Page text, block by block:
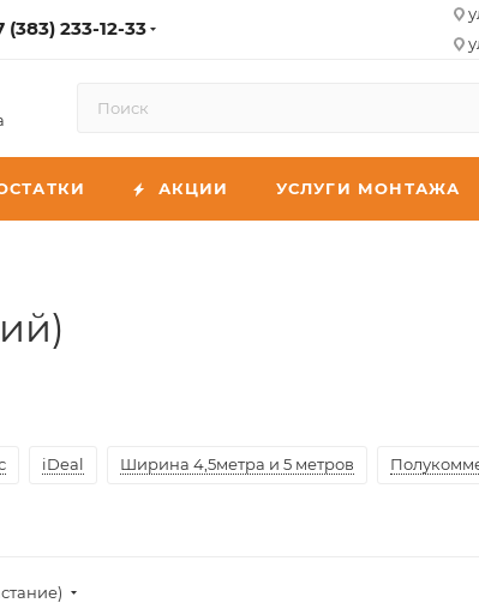
(383) 233-12-33
АКЦИИ УСЛУГИ МОНТАЖА
iDeal Ширина 4,5метра и 5 метров